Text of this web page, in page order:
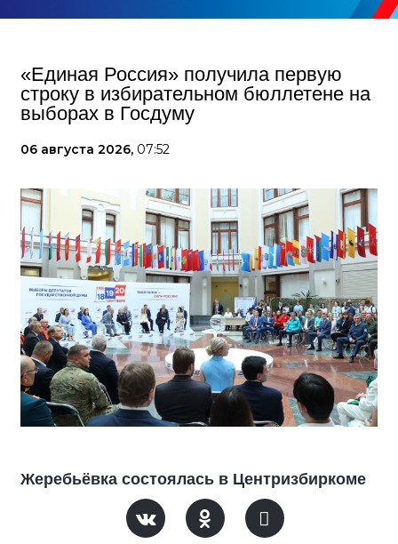
«Единая Россия» получила первую
строку в избирательном бюллетене на
выборах в Госдуму
06 августа 2026, 07:52
Жеребьёвка состоялась в Центризбиркоме